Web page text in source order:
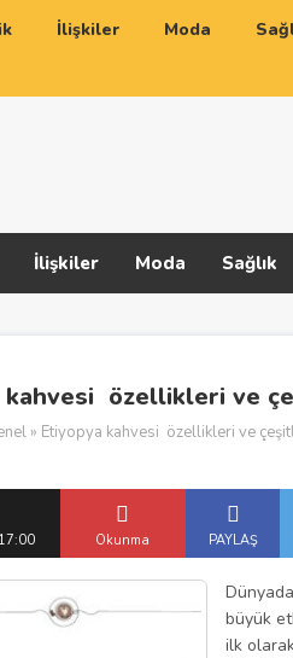
İlişkiler Moda
İlişkiler Moda Sağlık
kahvesi özellikleri ve
» Etiyopya kahvesi özellikleri ve
Okunma PAYLAŞ
büyük
ilk